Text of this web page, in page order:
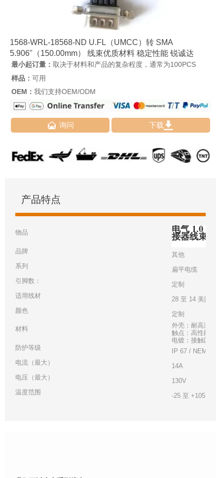
1568-WRL-18568-ND U.FL（UMCC）转 SMA
5.906"（150.00mm） 线束优质材料 稳定性能 锐诚达
最小起订量： 取决于材料和产品的复杂程度，通常为100PCS
样品： 可用
OEM： 我们支持OEM/ODM
 询问 下载
产品特点
物品 电气 1.0 毫
接器线束
品牌
其他
系列
扁平电缆
引脚数：
定制
适用线材
28 至 14 美国线
颜色
定制
材料
外壳：耐高温白
触点：高性能铜
电镀：接触区 -
防护等级
IP 67 / NEMA 6P
电流（最大）
14A
电压（最大）
130V
温度范围
-25 至 +105°C